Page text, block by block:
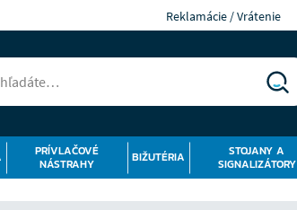
Reklamácie / Vrátenie
PRÍVLAČOVÉ
NÁSTRAHY
BIŽUTÉRIA
STOJANY A
SIGNALIZÁTORY